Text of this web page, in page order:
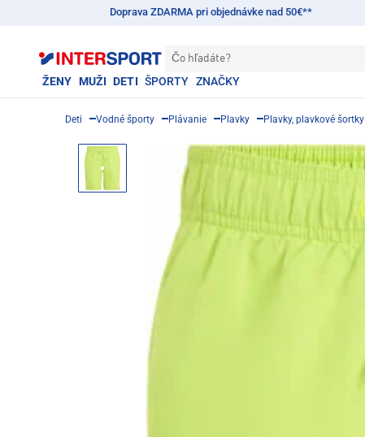
Doprava ZDARMA pri objednávke nad 50€**
Čo hľadáte?
ŽENY MUŽI DETI ŠPORTY ZNAČKY
Deti Vodné športy Plávanie Plavky Plavky, plavkové šortky